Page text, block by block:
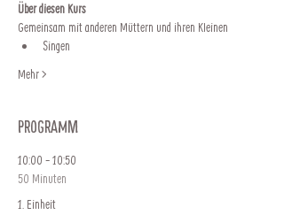
Über diesen Kurs
Gemeinsam mit anderen Müttern und ihren Kleinen
Singen
Mehr >
Programm
10:00 - 10:50
50 Minuten
1. Einheit